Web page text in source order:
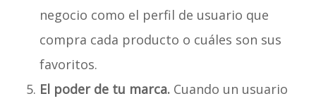
negocio como el perfil de usuario que
compra cada producto o cuáles son sus
favoritos.
El poder de tu marca.Cuando un usuario